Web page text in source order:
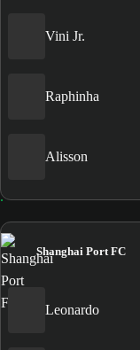
Vini Jr.
Raphinha
Alisson
Shanghai Port FC
Leonardo